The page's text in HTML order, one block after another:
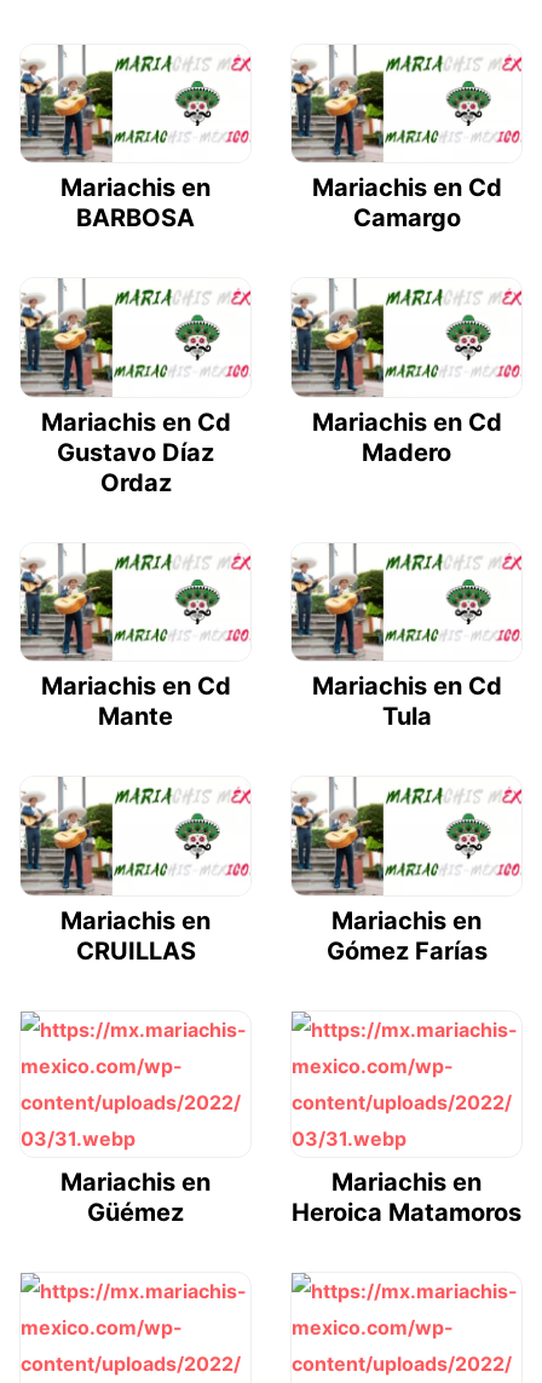
Mariachis en
BARBOSA
Mariachis en Cd
Camargo
Mariachis en Cd
Gustavo Díaz
Ordaz
Mariachis en Cd
Madero
Mariachis en Cd
Mante
Mariachis en Cd
Tula
Mariachis en
CRUILLAS
Mariachis en
Gómez Farías
Mariachis en
Güémez
Mariachis en
Heroica Matamoros